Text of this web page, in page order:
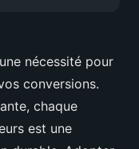
nécessité pour
conversions.
chaque
est une